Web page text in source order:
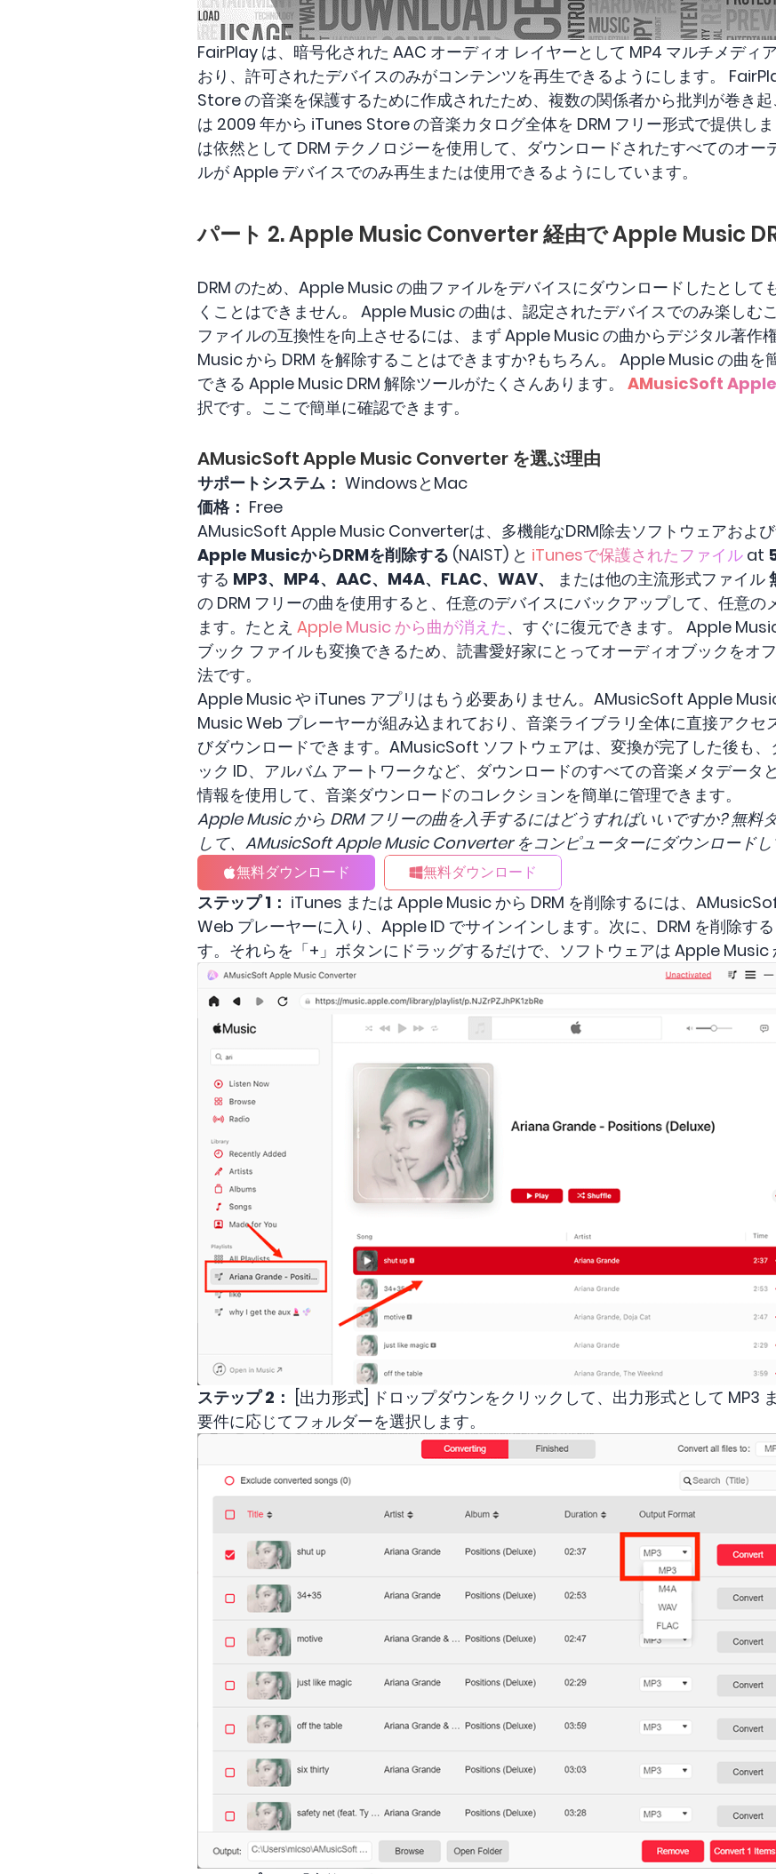
FairPlay は、暗号化された AAC オーディオ レイヤーとして MP4 マルチメディ
おり、許可されたデバイスのみがコンテンツを再生できるようにします。
Store の音楽を保護するために作成されたため、複数の関係者から批判が巻き
は 2009 年から iTunes Store の音楽カタログ全体を DRM フリー形式で提供し
は依然として DRM テクノロジーを使用して、ダウンロードされたすべてのオー
ルが Apple デバイスでのみ再生または使用できるようにしています。
パート 2. Apple Music Converter 経由で Apple Music
DRM のため、Apple Music の曲ファイルをデバイスにダウンロードしたとして
くことはできません。 Apple Music の曲は、認定されたデバイスでのみ楽しむ
ファイルの互換性を向上させるには、まず Apple Music の曲からデジタル著作
Music から DRM を解除することはできますか?もちろん。 Apple Music の曲を
できる Apple Music DRM 解除ツールがたくさんあります。 AMusicSoft Apple
択です。ここで簡単に確認できます。
AMusicSoft Apple Music Converter を選ぶ理由
サポートシステム： WindowsとMac
価格： Free
AMusicSoft Apple Music Converterは、多機能なDRM除去ソフトウェアおよび
Apple MusicからDRMを削除する (NAIST) と iTunesで保護されたファイル at
する MP3、MP4、AAC、M4A、FLAC、WAV、 または他の主流形式ファイル
の DRM フリーの曲を使用すると、任意のデバイスにバックアップして、任意の
ます。たとえ Apple Music から曲が消えた、すぐに復元できます。 Apple
ブック ファイルも変換できるため、読書愛好家にとってオーディオブックをオ
法です。
Apple Music や iTunes アプリはもう必要ありません。AMusicSoft Apple
Music Web プレーヤーが組み込まれており、音楽ライブラリ全体に直接アクセ
びダウンロードできます。AMusicSoft ソフトウェアは、変換が完了した後も、
ック ID、アルバム アートワークなど、ダウンロードのすべての音楽メタデータ
情報を使用して、音楽ダウンロードのコレクションを簡単に管理できます。
Apple Music から DRM フリーの曲を入手するにはどうすればいいですか? 無料
して、AMusicSoft Apple Music Converter をコンピューターにダウンロードし
無料ダウンロード 無料ダウンロード
ステップ 1： iTunes または Apple Music から DRM を削除するには、
Web プレーヤーに入り、Apple ID でサインインします。次に、DRM を削除す
す。それらを「+」ボタンにドラッグするだけで、ソフトウェアは Apple Music
ステップ 2： [出力形式] ドロップダウンをクリックして、出力形式として MP3
要件に応じてフォルダーを選択します。